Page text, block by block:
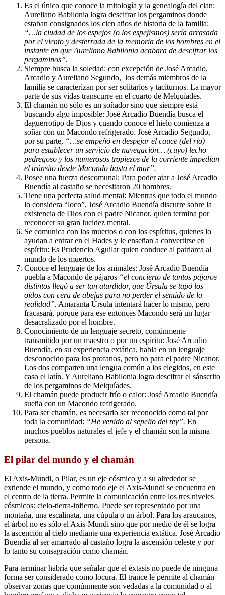
Es el único que conoce la mitología y la genealogía del clan:
Aureliano Babilonia logra descifrar los pergaminos donde
estaban consignados los cien años de historia de la familia:
“…la ciudad de los espejos (o los espejismos) sería arrasada
por el viento y desterrada de la memoria de los hombres en el
instante en que Aureliano Babilonia acabara de descifrar los
pergaminos”.
Siempre busca la soledad: con excepción de José Arcadio,
Arcadio y Aureliano Segundo, los demás miembros de la
familia se caracterizan por ser solitarios y taciturnos. La mayor
parte de sus vidas transcurre en el cuarto de Melquíades.
El chamán no sólo es un soñador sino que siempre está
buscando algo imposible: José Arcadio Buendía busca el
daguerrotipo de Dios y cuando conoce el hielo comienza a
soñar con un Macondo refrigerado. José Arcadio Segundo,
por su parte, “…se empeñó en despejar el cauce (del río)
para establecer un servicio de navegación… (cuyo) lecho
pedregoso y los numerosos tropiezos de la corriente impedían
el tránsito desde Macondo hasta el mar”.
Posee una fuerza descomunal: Para poder atar a José Arcadio
Buendía al castaño se necesitaron 20 hombres.
Tiene una perfecta salud mental: Mientras que todo el mundo
lo considera “loco”, José Arcadio Buendía discurre sobre la
existencia de Dios con el padre Nicanor, quien termina por
reconocer su gran lucidez mental.
Se comunica con los muertos o con los espíritus, quienes lo
ayudan a entrar en el Hades y le enseñan a convertirse en
espíritu: Es Prudencio Aguilar quien conduce al patriarca al
mundo de los muertos.
Conoce el lenguaje de los animales: José Arcadio Buendía
puebla a Macondo de pájaros “el concierto de tantos pájaros
distintos llegó a ser tan aturdidor, que Úrsula se tapó los
oídos con cera de abejas para no perder el sentido de la
realidad”. Amaranta Úrsula intentará hacer lo mismo, pero
fracasará, porque para ese entonces Macondo será un lugar
desacralizado por el hombre.
Conocimiento de un lenguaje secreto, comúnmente
transmitido por un maestro o por un espíritu: José Arcadio
Buendía, en su experiencia extática, habla en un lenguaje
desconocido para los profanos, pero no para el padre Nicanor.
Los dos comparten una lengua común a los elegidos, en este
caso el latín. Y Aureliano Babilonia logra descifrar el sánscrito
de los pergaminos de Melquíades.
El chamán puede producir frío o calor: José Arcadio Buendía
sueña con un Macondo refrigerado.
Para ser chamán, es necesario ser reconocido como tal por
toda la comunidad: “He venido al sepelio del rey”. En
muchos pueblos naturales el jefe y el chamán son la misma
persona.
El pilar del mundo y el chamán
El Axis-Mundi, o Pilar, es un eje cósmico y a su alrededor se
extiende el mundo, y como todo eje el Axis-Mundi se encuentra en
el centro de la tierra. Permite la comunicación entre los tres niveles
cósmicos: cielo-tierra-infierno. Puede ser representado por una
montaña, una escalinata, una cúpula o un árbol. Para los araucanos,
el árbol no es sólo el Axis-Mundi sino que por medio de él se logra
la ascención al cielo mediante una experiencia extática. José Arcadio
Buendía al ser amarrado al castaño logra la ascensión celeste y por
lo tanto su consagración como chamán.
Para terminar habría que señalar que el éxtasis no puede de ninguna
forma ser considerado como locura. El trance le permite al chamán
observar zonas que comúnmente son vedadas a la comunidad o al